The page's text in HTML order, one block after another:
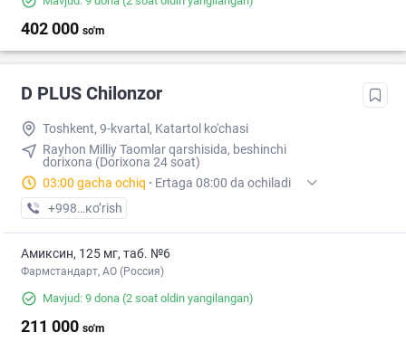
402 000 so'm
D PLUS Chilonzor
Toshkent, 9-kvartal, Katartol ko'chasi
Rayhon Milliy Taomlar qarshisida, beshinchi
dorixona (Dorixona 24 soat)
03:00 gacha ochiq · Ertaga 08:00 da ochiladi
+998 (97) XXX-XX-XX
кo’rish
Амиксин, 125 мг, таб. №6
Фармстандарт, АО (Россия)
Mavjud: 9 dona (2 soat oldin yangilangan)
211 000 so'm